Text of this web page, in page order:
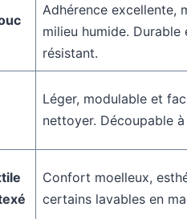
Adhérence excellente,
milieu humide. Durable
résistant.
Léger, modulable et
nettoyer. Découpable
Confort moelleux,
certains lavables en